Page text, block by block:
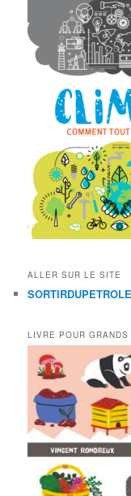
ALLER SUR LE SITE
LIVRE POUR